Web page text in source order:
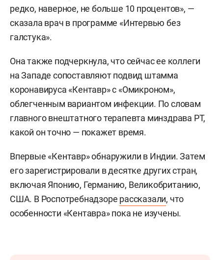
редко, наверное, не больше 10 процентов», —
сказала врач в программе «Интервью без
галстука».
Она также подчеркнула, что сейчас ее коллеги
на Западе сопоставляют подвид штамма
коронавируса «Кентавр» с «Омикроном»,
облегченным вариантом инфекции. По словам
главного внештатного терапевта минздрава РТ,
какой он точно — покажет время.
Впервые «Кентавр» обнаружили в Индии. Затем
его зарегистрировали в десятке других стран,
включая Японию, Германию, Великобританию,
США. В Роспотребнадзоре рассказали, что
особенности «Кентавра» пока не изучены.